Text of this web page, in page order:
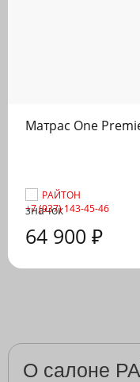
Матрас One
РАЙТОН
+7 (937) 143-45-46
64 900 ₽
О салоне